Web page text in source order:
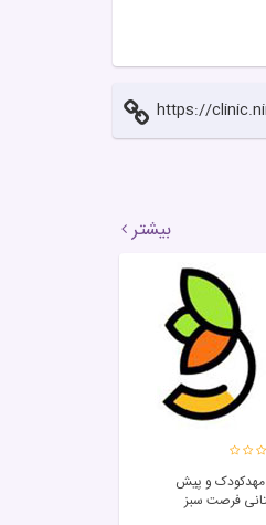
https://
بیشتر
مهدکودک و پیش
فرصت سبز